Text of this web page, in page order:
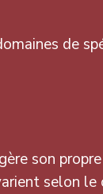
de
son
selon le